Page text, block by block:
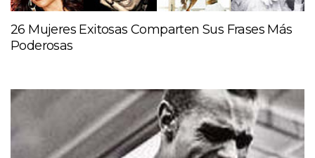
26 Mujeres Exitosas Comparten Sus Frases Más
Poderosas